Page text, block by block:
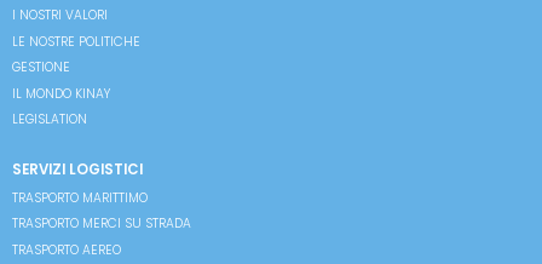
I NOSTRI VALORI
LE NOSTRE POLITICHE
GESTIONE
IL MONDO KINAY
LEGISLATION
SERVIZI LOGISTICI
TRASPORTO MARITTIMO
TRASPORTO MERCI SU STRADA
TRASPORTO AEREO